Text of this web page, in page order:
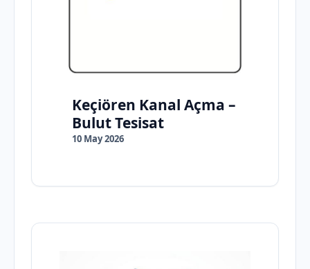
Keçiören Kanal Açma –
Bulut Tesisat
10 May 2026